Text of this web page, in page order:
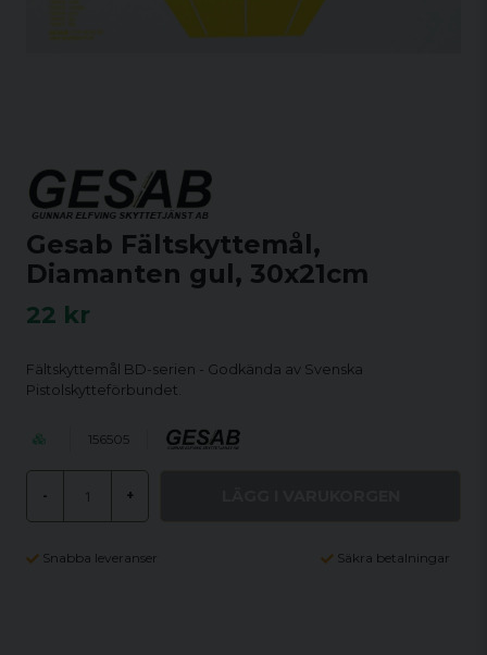
Gesab Fältskyttemål,
Diamanten gul, 30x21cm
22 kr
Fältskyttemål BD-serien - Godkända av Svenska
Pistolskytteförbundet.
156505
- +
Snabba leveranser Säkra betalningar